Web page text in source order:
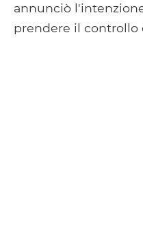
annunciò
prendere il controllo